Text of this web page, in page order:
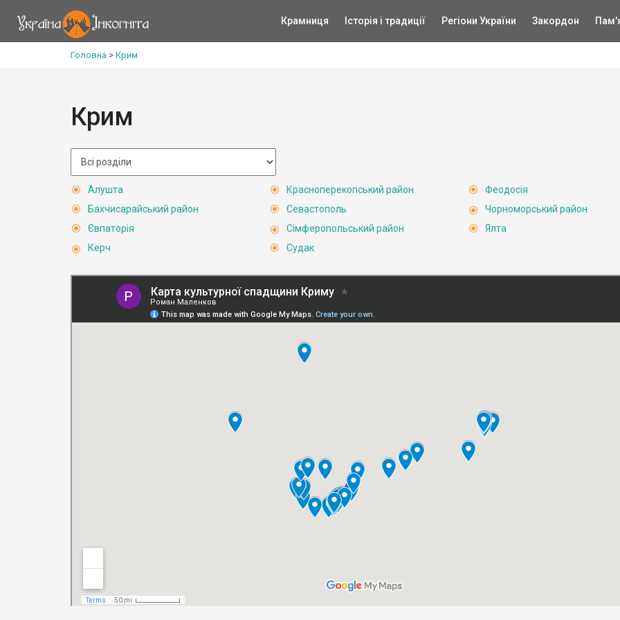
Крамниця Історія і традиції Регіони України Закордон
Головна > Крим
Крим
Алушта
Бахчисарайський район
Євпаторія
Керч
Красноперекопський район
Севастополь
Сімферопольський район
Судак
Феодосія
Чорноморський район
Ялта